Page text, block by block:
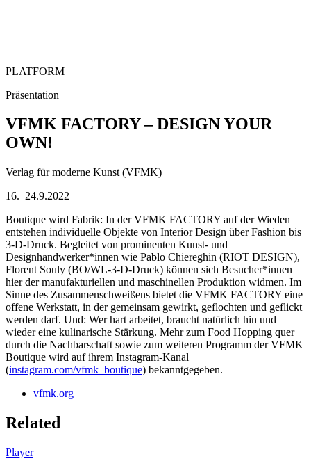
PLATFORM
Präsentation
VFMK FACTORY – DESIGN YOUR
OWN!
Verlag für moderne Kunst (VFMK)
16.–24.9.2022
Boutique wird Fabrik: In der VFMK FACTORY auf der Wieden
entstehen individuelle Objekte von Interior Design über Fashion bis
3-D-Druck. Begleitet von prominenten Kunst- und
Designhandwerker*innen wie Pablo Chiereghin (RIOT DESIGN),
Florent Souly (BO/WL-3-D-Druck) können sich Besucher*innen
hier der manufakturiellen und maschinellen Produktion widmen. Im
Sinne des Zusammenschweißens bietet die VFMK FACTORY eine
offene Werkstatt, in der gemeinsam gewirkt, geflochten und geflickt
werden darf. Und: Wer hart arbeitet, braucht natürlich hin und
wieder eine kulinarische Stärkung. Mehr zum Food Hopping quer
durch die Nachbarschaft sowie zum weiteren Programm der VFMK
Boutique wird auf ihrem Instagram-Kanal
(instagram.com/vfmk_boutique) bekanntgegeben.
vfmk.org
Related
Player